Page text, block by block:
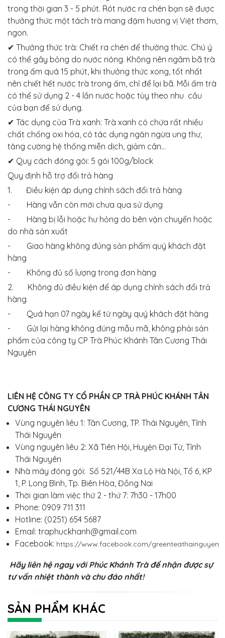
trong thời gian 3 - 5 phút. Rót nước ra chén bạn sẽ được
thưởng thức một tách trà mang đậm hương vị Việt thơm,
ngon.
✔ Thưởng thức trà: Chiết ra chén để thưởng thức. Chú ý
có thể gây bỏng do nước nóng. Không nên ngâm bã trà
trong ấm quá 15 phút, khi thưởng thức xong, tốt nhất
nên chiết hết nước trà trong ấm, chỉ để lại bã. Mỗi ấm trà
có thể sử dụng 2 - 4 lần nước hoặc tùy theo nhu cầu
của bạn để sử dụng.
✔ Tác dụng của Trà xanh: Trà xanh có chứa rất nhiều
chất chống oxi hóa, có tác dụng ngăn ngừa ung thư,
tăng cường hệ thống miễn dịch, giảm cân...
✔ Quy cách đóng gói: 5 gói 100g/block
Quy định hỗ trợ đổi trả hàng
1. Điều kiện áp dụng chính sách đổi trả hàng
- Hàng vẫn còn mới chưa qua sử dụng
- Hàng bị lỗi hoặc hư hỏng do bên vận chuyển hoặc
do nhà sản xuất
- Giao hàng không đúng sản phẩm quý khách đặt
hàng
- Không đủ số lượng trong đơn hàng
2. Không đủ điều kiện để áp dụng chính sách đổi trả
hàng
- Quá hạn 07 ngày kể từ ngày quý khách đặt hàng
- Gửi lại hàng không đúng mẫu mã, không phải sản
phẩm của công ty CP Trà Phúc Khánh Tân Cương Thái
Nguyên
LIÊN HỆ CÔNG TY CỔ PHẦN CP TRÀ PHÚC KHÁNH TÂN
CƯƠNG THÁI NGUYÊN
Vùng nguyên liêu 1: Tân Cương, TP. Thái Nguyên, Tỉnh
Thái Nguyên
Vùng nguyên liêu 2: Xã Tiên Hội, Huyện Đại Từ, Tỉnh
Thái Nguyên
Nhà máy đóng gói: Số 521/44B Xa Lộ Hà Nội, Tổ 6, KP
1, P. Long Bình, Tp. Biên Hòa, Đồng Nai
Thời gian làm việc thứ 2 - thứ 7: 7h30 - 17h00
Phone: 0909 711 311
Hotline: (0251) 654 5687
Email: traphuckhanh@gmail.com
Facebook: https://www.facebook.com/greenteathainguyen
Hãy liên hệ ngay với Phúc Khánh Trà để nhận được sự
tư vấn nhiệt thành và chu đáo nhất!
SẢN PHẨM KHÁC